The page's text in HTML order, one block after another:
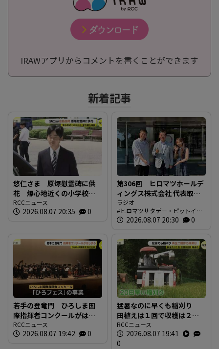
IRAWアプリからコメントを書くことができます
新着記事
悠仁さま 原爆慰霊碑に供
花 爆心地近くの小学校も
訪問 「被爆体験を若い世
代に繋いでいくことが大
RCCニュース
2026.08.07 20:35 0
第306回 ヒロマツホールデ
ィングス株式会社 代表取締
役社長 槙本良二さん 前編
【ヒロマツ サタデー・ピッ
トイン】
ラジオ
ヒロマツサタデー・ピットイン
ブログ2026.08.07 20:30 0
若手の登竜門 ひろしま国
際指揮者コンクールがはじ
まる 表現力や指揮の技術
を競う 広島市
RCCニュース
2026.08.07 19:42 0
猛暑なのに早くも稲刈り
田植えは１回で収穫は２
回 コメの再生二期作の成
果は 広島県尾道市
RCCニュース
2026.08.07 19:41
0